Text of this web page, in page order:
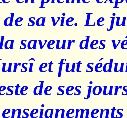
sa vie. Le
saveur des
et fut
de ses